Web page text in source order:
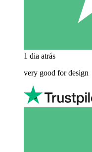
1 dia atrás
very good for design